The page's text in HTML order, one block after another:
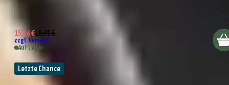
2er Set Schalen 11cm
15,16 €18,95 €
zzgl. Versand
Auf Lager
Letzte Chance